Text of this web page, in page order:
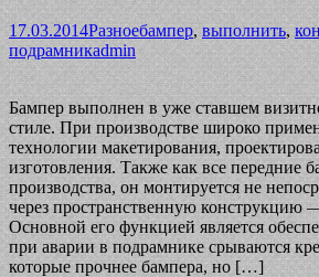
17.03.2014Разноебампер,выполнить,
подрамникadmin
Бампер выполнен в уже ставшем
стиле. При производстве широко
технологии макетирования,
изготовления. Также как все передние
производства, он монтируется не
через пространственную конструкцию
Основной его функцией является
при аварии в подрамнике срываются
которые прочнее бампера, но […]